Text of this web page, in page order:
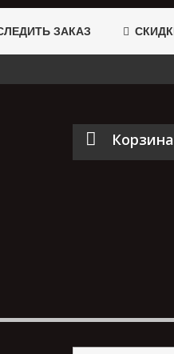
ЗАКАЗ
Корзина